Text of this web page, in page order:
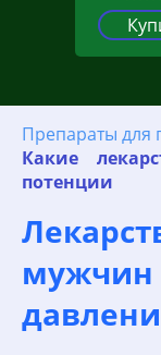
Препараты для
Какие
потенции